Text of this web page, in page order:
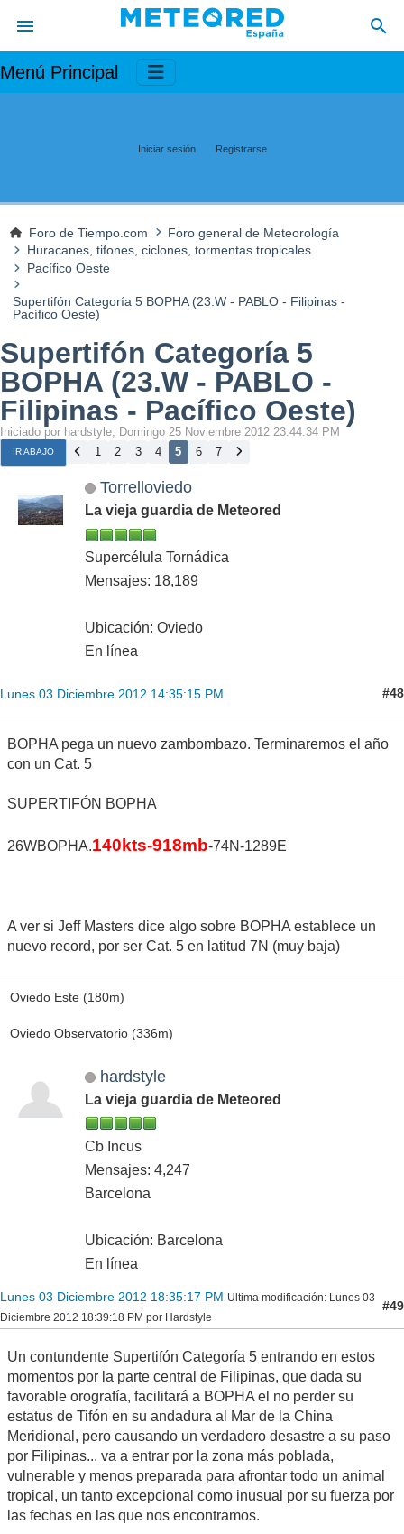
Menú Principal
Iniciar sesión Registrarse
Foro de Tiempo.com
Foro general de Meteorología
Huracanes, tifones, ciclones, tormentas tropicales
Pacífico Oeste
Supertifón Categoría 5 BOPHA (23.W - PABLO - Filipinas -
Pacífico Oeste)
Supertifón Categoría 5
BOPHA (23.W - PABLO -
Filipinas - Pacífico Oeste)
Iniciado por hardstyle, Domingo 25 Noviembre 2012 23:44:34 PM
IR ABAJO 1 2 3 4 5 6 7
Torrelloviedo
La vieja guardia de Meteored
Supercélula Tornádica
Mensajes: 18,189
Ubicación: Oviedo
En línea
Lunes 03 Diciembre 2012 14:35:15 PM #48
BOPHA pega un nuevo zambombazo. Terminaremos el año
con un Cat. 5
SUPERTIFÓN BOPHA
26WBOPHA.140kts-918mb-74N-1289E
A ver si Jeff Masters dice algo sobre BOPHA establece un
nuevo record, por ser Cat. 5 en latitud 7N (muy baja)
Oviedo Este (180m)
Oviedo Observatorio (336m)
hardstyle
La vieja guardia de Meteored
Cb Incus
Mensajes: 4,247
Barcelona
Ubicación: Barcelona
En línea
Lunes 03 Diciembre 2012 18:35:17 PM Ultima modificación: Lunes 03
Diciembre 2012 18:39:18 PM por Hardstyle
#49
Un contundente Supertifón Categoría 5 entrando en estos
momentos por la parte central de Filipinas, que dada su
favorable orografía, facilitará a BOPHA el no perder su
estatus de Tifón en su andadura al Mar de la China
Meridional, pero causando un verdadero desastre a su paso
por Filipinas... va a entrar por la zona más poblada,
vulnerable y menos preparada para afrontar todo un animal
tropical, un tanto excepcional como inusual por su fuerza por
las fechas en las que nos encontramos.